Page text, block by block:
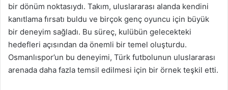
bir dönüm noktasıydı. Takım, uluslararası alanda kendini
kanıtlama fırsatı buldu ve birçok genç oyuncu için büyük
bir deneyim sağladı. Bu süreç, kulübün gelecekteki
hedefleri açısından da önemli bir temel oluşturdu.
Osmanlıspor’un bu deneyimi, Türk futbolunun uluslararası
arenada daha fazla temsil edilmesi için bir örnek teşkil etti.